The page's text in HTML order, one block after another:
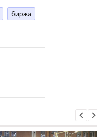
биржа